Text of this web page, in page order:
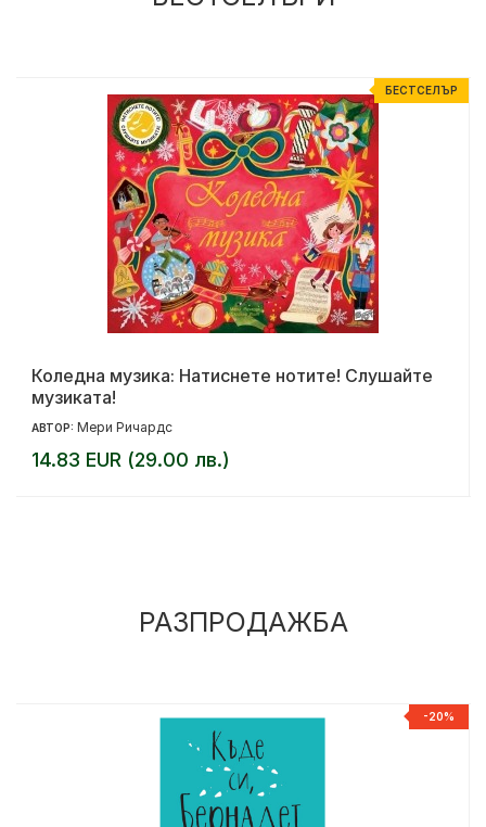
БЕСТСЕЛЪР
Коледна музика: Натиснете нотите! Слушайте
музиката!
АВТОР: Мери Ричардс
14.83 EUR (29.00 лв.)
РАЗПРОДАЖБА
-20%